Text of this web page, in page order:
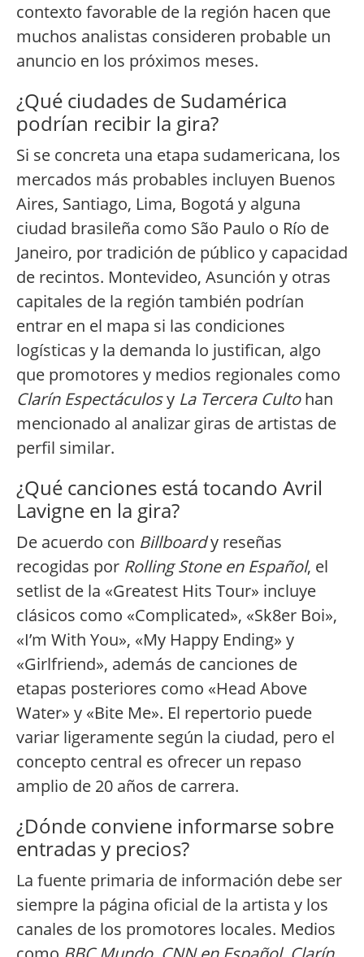
contexto favorable de la región hacen que
muchos analistas consideren probable un
anuncio en los próximos meses.
¿Qué ciudades de Sudamérica
podrían recibir la gira?
Si se concreta una etapa sudamericana, los
mercados más probables incluyen Buenos
Aires, Santiago, Lima, Bogotá y alguna
ciudad brasileña como São Paulo o Río de
Janeiro, por tradición de público y capacidad
de recintos. Montevideo, Asunción y otras
capitales de la región también podrían
entrar en el mapa si las condiciones
logísticas y la demanda lo justifican, algo
que promotores y medios regionales como
Clarín Espectáculosy La Tercera Cultohan
mencionado al analizar giras de artistas de
perfil similar.
¿Qué canciones está tocando Avril
Lavigne en la gira?
De acuerdo con Billboardy reseñas
recogidas por Rolling Stone en Español, el
setlist de la «Greatest Hits Tour» incluye
clásicos como «Complicated», «Sk8er Boi»,
«I’m With You», «My Happy Ending» y
«Girlfriend», además de canciones de
etapas posteriores como «Head Above
Water» y «Bite Me». El repertorio puede
variar ligeramente según la ciudad, pero el
concepto central es ofrecer un repaso
amplio de 20 años de carrera.
¿Dónde conviene informarse sobre
entradas y precios?
La fuente primaria de información debe ser
siempre la página oficial de la artista y los
canales de los promotores locales. Medios